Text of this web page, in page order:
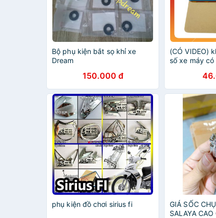
Bộ phụ kiện bắt sọ khỉ xe
Dream
150.000 đ
(CÓ VIDEO)
số xe máy
phụ kiện đồ chơi sirius fi
GIÁ SỐC
SALAYA